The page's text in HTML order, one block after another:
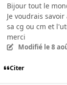
Bijour tout le
Je voudrais
sa cg ou cm et
merci
Modifié le 8
Citer